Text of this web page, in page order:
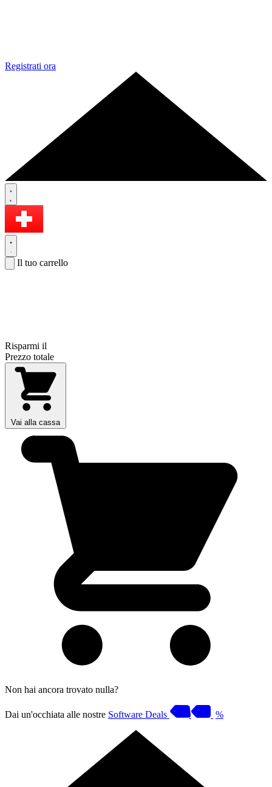
Registrati ora
Il tuo carrello
Risparmi il
Prezzo totale
Vai alla cassa
Non hai ancora trovato nulla?
Dai un'occhiata alle nostre Software Deals %